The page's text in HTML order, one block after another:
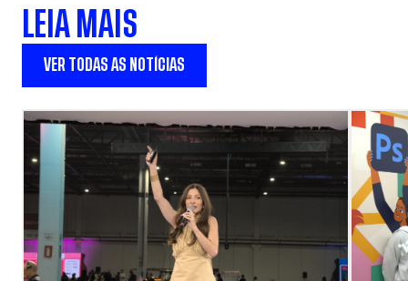
LEIA MAIS
VER TODAS AS NOTÍCIAS